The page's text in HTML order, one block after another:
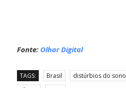
Fonte: Olhar Digital
TAGS: Brasil distúrbios do sono